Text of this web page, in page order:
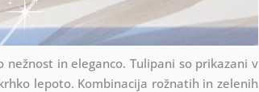
in eleganco. Tulipani so prikazani v
lepoto. Kombinacija rožnatih in zelenih